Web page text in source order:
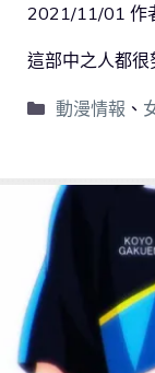
2021/11/01 作
這部中之人都很
動漫情報 、